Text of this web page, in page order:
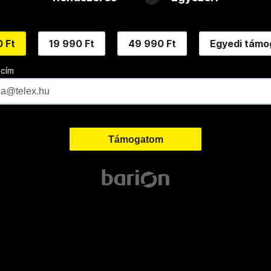
Ft 19 990 Ft 49 990 Ft Egyedi